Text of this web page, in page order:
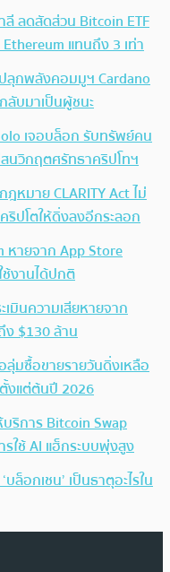
ลดสัดส่วน Bitcoin ETF
แทนถึง 3 เท่า
ลุกพลังคอมมูฯ Cardano
บมาเป็นผู้ชนะ
เจอบล็อก รับทรัพย์คน
นวิกฤตศรัทธาคริปโทฯ
หมาย CLARITY Act ไม่
ปโตให้ดิ่งลงอีกระลอก
หายจาก App Store
งานได้ปกติ
เมินความเสียหายจาก
ง $130 ล้าน
ลุ่มซื้อขายรายวันดิ่งเหลือ
งแต่ต้นปี 2026
ริการ Bitcoin Swap
ใช้ AI แฮ็กระบบพุ่งสูง
ล็อกเชน’ เป็นธาตุอะไรใน